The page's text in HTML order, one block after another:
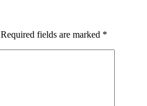
Required fields are marked *